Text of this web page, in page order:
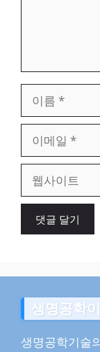
일
이
생명공학
생명공학기술